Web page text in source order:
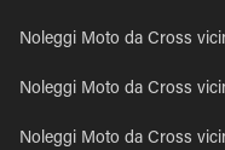
Noleggi Moto da Cross
Noleggi Moto da Cross
Noleggi Moto da Cross